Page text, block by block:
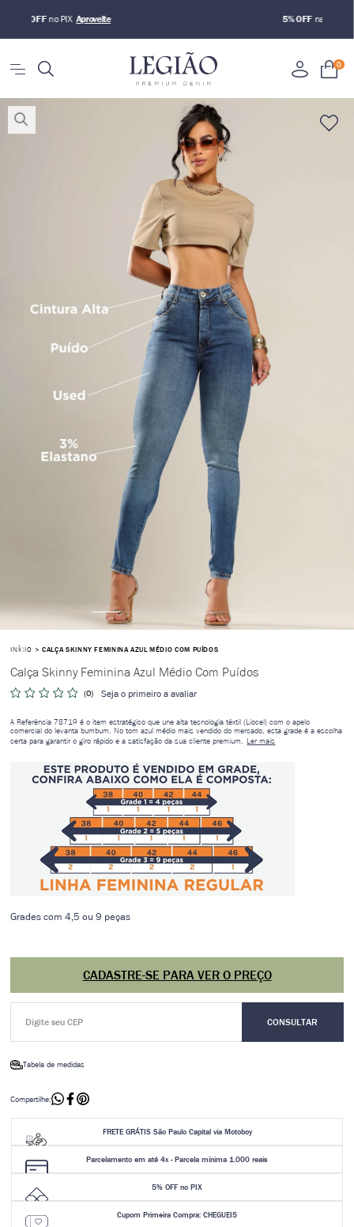
0
INÍCIO CALÇA SKINNY FEMININA AZUL MÉDIO COM PUÍDOS
Calça Skinny Feminina Azul Médio Com Puídos
(0) Seja o primeiro a avaliar
A Referência 78719 é o item estratégico que une alta tecnologia têxtil (Liocel) com o apelo
comercial do levanta bumbum. No tom azul médio mais vendido do mercado, esta grade é a escolha
certa para garantir o giro rápido e a satisfação da sua cliente premium.
Ler mais
CADASTRE-SE PARA VER O PREÇO
Grades com 4,5 ou 9 peças
Tabela de medidas
Compartilhe:
FRETE GRÁTIS São Paulo Capital via Motoboy
Parcelamento em até 4x - Parcela mínima 1.000 reais
5% OFF no PIX
Cupom Primeira Compra: CHEGUEI5